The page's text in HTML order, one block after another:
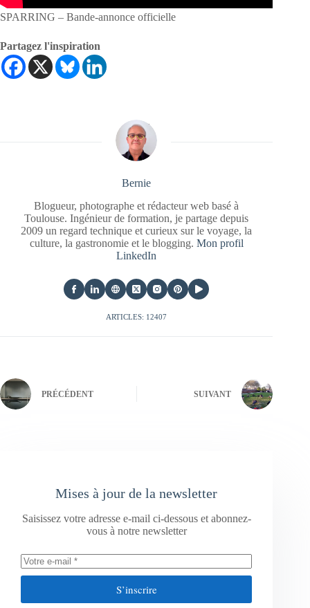
SPARRING – Bande-annonce officielle
Partagez l'inspiration
Bernie
Blogueur, photographe et rédacteur web basé à
Toulouse. Ingénieur de formation, je partage depuis
2009 un regard technique et curieux sur le voyage, la
culture, la gastronomie et le blogging. Mon profil
LinkedIn
ARTICLES: 12407
PRÉCÉDENT SUIVANT
Mises à jour de la newsletter
Saisissez votre adresse e-mail ci-dessous et abonnez-
vous à notre newsletter
S’inscrire